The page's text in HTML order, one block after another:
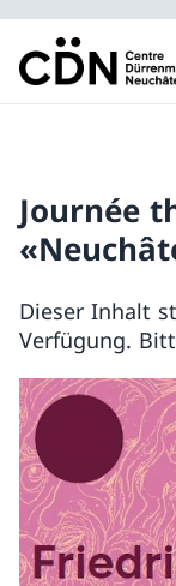
Journée
Dieser Inhalt
Verfügung.